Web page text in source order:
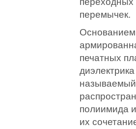
перемычек.
Основанием
печатных
полиимида
их